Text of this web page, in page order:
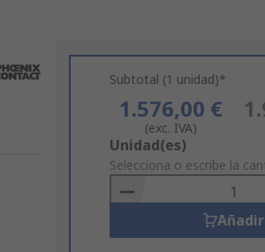
Subtotal (1 unidad)*
1.576,00 €
(exc. IVA)
Add
to
Basket
Unidad(es)
Selecciona o escribe la
Añadir